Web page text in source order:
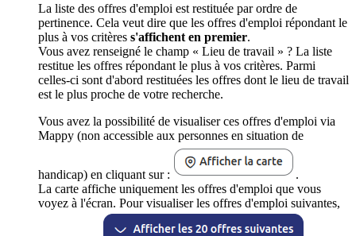
La liste des offres d'emploi est restituée par ordre de
pertinence. Cela veut dire que les offres d'emploi répondant le
plus à vos critères s'affichent en premier.
Vous avez renseigné le champ « Lieu de travail » ? La liste
restitue les offres répondant le plus à vos critères. Parmi
celles-ci sont d'abord restituées les offres dont le lieu de travail
est le plus proche de votre recherche.
Vous avez la possibilité de visualiser ces offres d'emploi via
Mappy (non accessible aux personnes en situation de
handicap) en cliquant sur :
.
La carte affiche uniquement les offres d'emploi que vous
voyez à l'écran. Pour visualiser les offres d'emploi suivantes,